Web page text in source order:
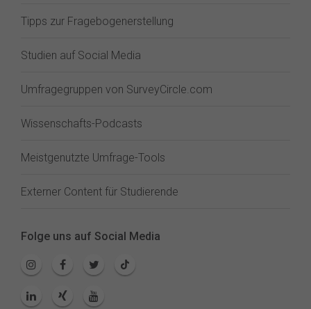
Tipps zur Fragebogenerstellung
Studien auf Social Media
Umfragegruppen von SurveyCircle.com
Wissenschafts-Podcasts
Meistgenutzte Umfrage-Tools
Externer Content für Studierende
Folge uns auf Social Media